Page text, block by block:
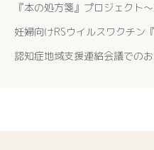
『本の処方箋』プロジェクト
妊婦向けRSウイルスワクチン
認知症地域支援連絡会議での